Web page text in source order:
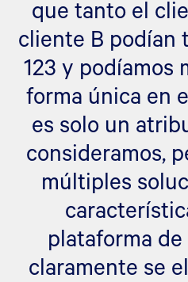
que tanto el
cliente B podían
123 y podíamos
forma única en
es solo un
consideramos,
múltiples
plataforma
claramente se